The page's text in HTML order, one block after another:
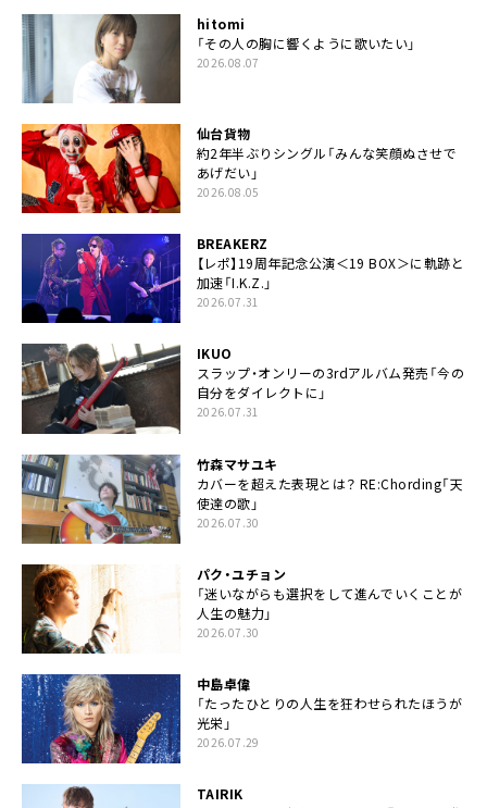
hitomi
「その人の胸に響くように歌いたい」
2026.08.07
仙台貨物
約2年半ぶりシングル「みんな笑顔ぬさせで
あげだい」
2026.08.05
BREAKERZ
【レポ】19周年記念公演＜19 BOX＞に軌跡と
加速「I.K.Z.」
2026.07.31
IKUO
スラップ・オンリーの3rdアルバム発売「今の
自分をダイレクトに」
2026.07.31
竹森マサユキ
カバーを超えた表現とは？ RE:Chording「天
使達の歌」
2026.07.30
パク・ユチョン
「迷いながらも選択をして進んでいくことが
人生の魅力」
2026.07.30
中島卓偉
「たったひとりの人生を狂わせられたほうが
光栄」
2026.07.29
TAIRIK